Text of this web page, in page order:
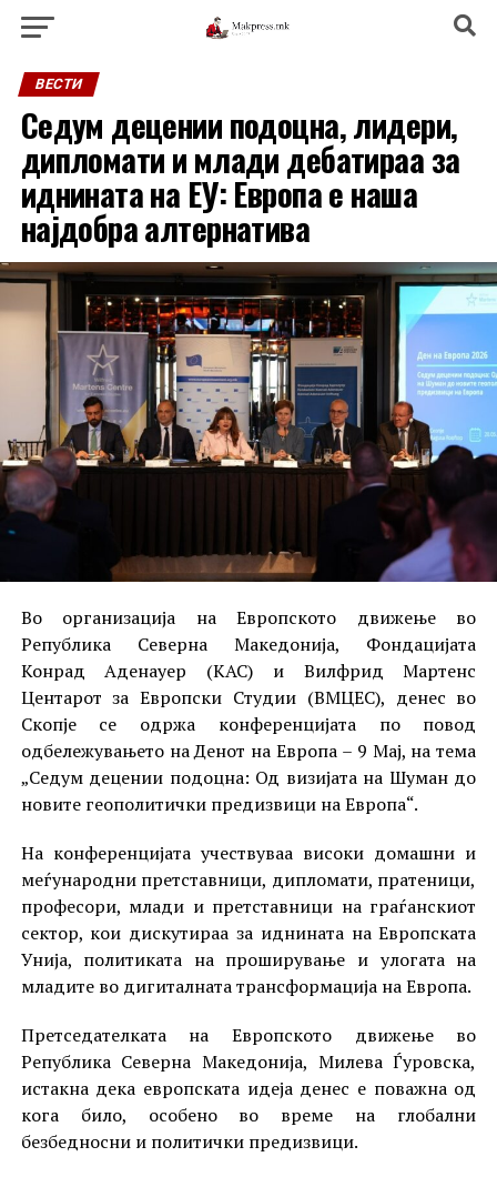
ВЕСТИ
Седум децении подоцна, лидери,
дипломати и млади дебатираа за
иднината на ЕУ: Европа е наша
најдобра алтернатива
Во организација на Европското движење во
Република Северна Македонија, Фондацијата
Конрад Аденауер (КАС) и Вилфрид Мартенс
Центарот за Европски Студии (ВМЦЕС), денес во
Скопје се одржа конференцијата по повод
одбележувањето на Денот на Европа – 9 Мај, на тема
„Седум децении подоцна: Од визијата на Шуман до
новите геополитички предизвици на Европа“.
На конференцијата учествуваа високи домашни и
меѓународни претставници, дипломати, пратеници,
професори, млади и претставници на граѓанскиот
сектор, кои дискутираа за иднината на Европската
Унија, политиката на проширување и улогата на
младите во дигиталната трансформација на Европа.
Претседателката на Европското движење во
Република Северна Македонија, Милева Ѓуровска,
истакна дека европската идеја денес е поважна од
кога било, особено во време на глобални
безбедносни и политички предизвици.